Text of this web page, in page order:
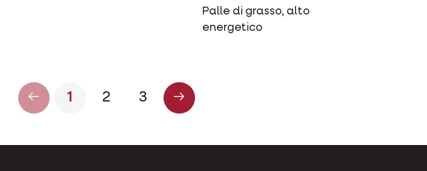
Palle di grasso, alto
energetico
1 2 3